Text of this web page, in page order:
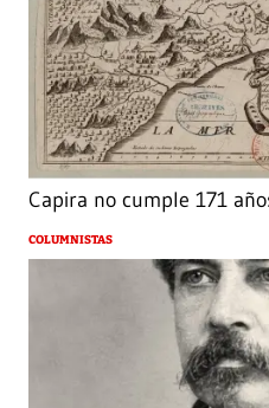
Capira no cumple 171
COLUMNISTAS